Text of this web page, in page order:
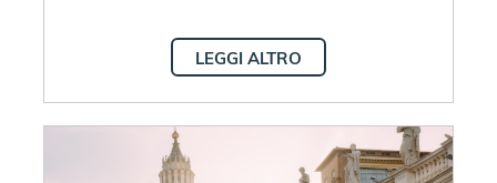
LEGGI ALTRO